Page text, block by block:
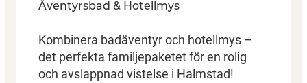
Äventyrsbad & Hotellmys
Kombinera badäventyr och hotellmys –
det perfekta familjepaketet för en rolig
och avslappnad vistelse i Halmstad!